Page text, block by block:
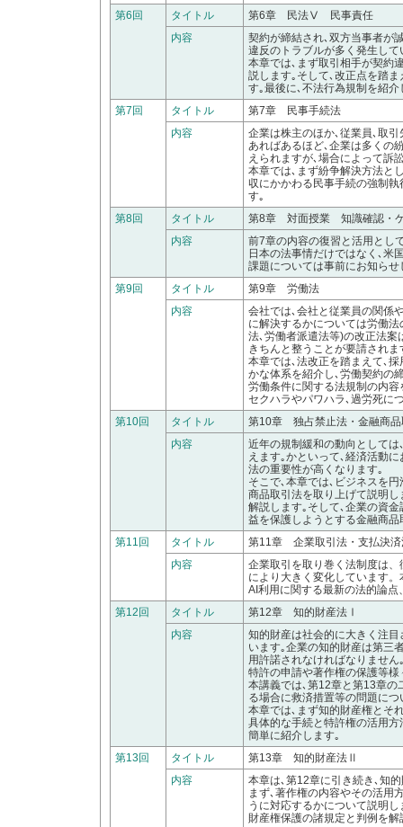
第6回
タイトル
第6章 民法Ⅴ 民事責任
内容
契約が締結され､双方当事者が
違反のトラブルが多く発生し
本章では､まず取引相手が契約
説します｡そして､改正点を踏
す｡最後に､不法行為規制を紹
第7回
タイトル
第7章 民事手続法
内容
企業は株主のほか､従業員､取
あればあるほど､企業は多くの
えられますが､場合によって訴
本章では､まず紛争解決方法と
収にかかわる民事手続の強制
す｡
第8回
タイトル
第8章 対面授業 知識確認・
内容
前7章の内容の復習と活用とし
日本の法事情だけではなく､米
課題については事前にお知ら
第9回
タイトル
第9章 労働法
内容
会社では､会社と従業員の関係
に解決するかについては労働
法､労働者派遣法等)の改正法案
きちんと整うことが要請されま
本章では､法改正を踏まえて､
かな体系を紹介し､労働契約の
労働条件に関する法規制の内
セクハラやパワハラ､過労死に
第10回
タイトル
第10章 独占禁止法・金融商品
内容
近年の規制緩和の動向として
えます｡かといって､経済活動
法の重要性が高くなります｡
そこで､本章では､ビジネスを
商品取引法を取り上げて説明
解説します｡そして､企業の資
益を保護しようとする金融商
第11回
タイトル
第11章 企業取引法・支払決済
内容
企業取引を取り巻く法制度は
により大きく変化しています
AI利用に関する最新の法的論
第12回
タイトル
第12章 知的財産法Ⅰ
内容
知的財産は社会的に大きく注
います｡企業の知的財産は第三
用許諾されなければなりませ
特許の申請や著作権の保護等
本講義では､第12章と第13章の
る場合に救済措置等の問題につ
本章では､まず知的財産権とそ
具体的な手続と特許権の活用
簡単に紹介します｡
第13回
タイトル
第13章 知的財産法Ⅱ
内容
本章は､第12章に引き続き､知
まず､著作権の内容やその活用
うに対応するかについて説明
財産権保護の諸規定と判例を解